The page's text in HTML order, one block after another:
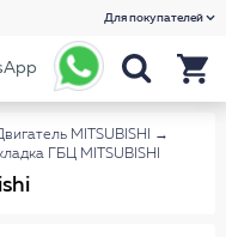
Для покупателей
MITSUBISHI
→
ГБЦ MITSUBISHI